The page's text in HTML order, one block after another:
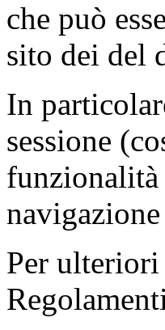
che può
sito dei del
In
sessione
funzionalità
Per